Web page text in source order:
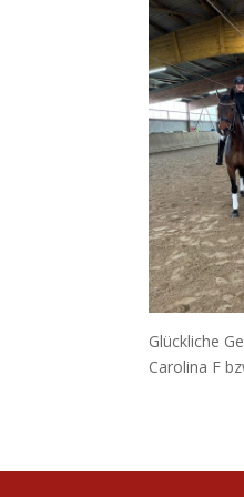
Glückliche
Carolina F